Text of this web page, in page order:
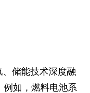
储能技术深度融
例如，燃料电池系